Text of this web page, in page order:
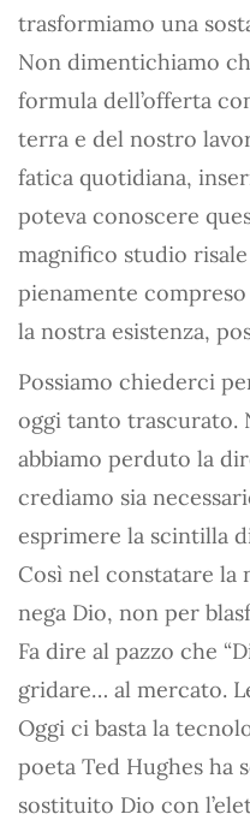
trasformiamo una
Non dimentichiamo
formula dell’offerta
terra e del nostro
fatica quotidiana,
poteva conoscere
magnifico studio risale
pienamente
la nostra esistenza,
Possiamo chiederci
oggi tanto trascurato.
abbiamo perduto la
crediamo sia
esprimere la scintilla
Così nel constatare la
nega Dio, non per
Fa dire al pazzo che
gridare… al mercato.
Oggi ci basta la
poeta Ted Hughes ha
sostituito Dio con